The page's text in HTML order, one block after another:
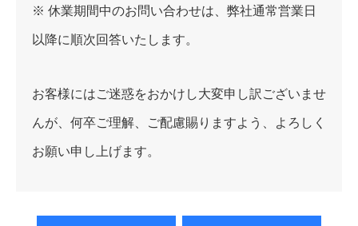
※ 休業期間中のお問い合わせは、弊社通常営業日
以降に順次回答いたします。
お客様にはご迷惑をおかけし大変申し訳ございませ
んが、何卒ご理解、ご配慮賜りますよう、よろしく
お願い申し上げます。